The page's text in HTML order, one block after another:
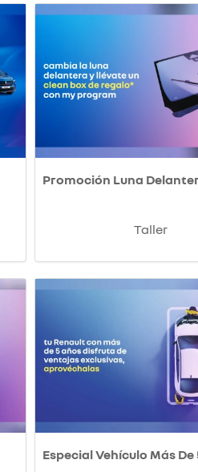
Promoción Luna
Taller
Especial Vehículo Más De